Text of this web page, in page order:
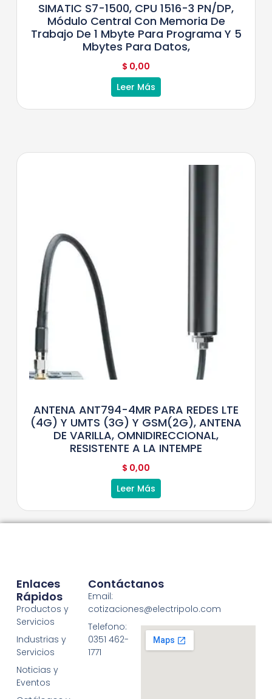
SIMATIC S7-1500, CPU 1516-3 PN/DP,
Módulo Central Con Memoria De
Trabajo De 1 Mbyte Para Programa Y 5
Mbytes Para Datos,
$ 0,00
Leer Más
ANTENA ANT794-4MR PARA REDES LTE
(4G) Y UMTS (3G) Y GSM(2G), ANTENA
DE VARILLA, OMNIDIRECCIONAL,
RESISTENTE A LA INTEMPE
$ 0,00
Leer Más
Enlaces
Rápidos
Productos y
Servicios
Industrias y
Servicios
Noticias y
Eventos
Contáctanos
Email:
cotizaciones@electripolo.com
Telefono:
0351 462-
1771